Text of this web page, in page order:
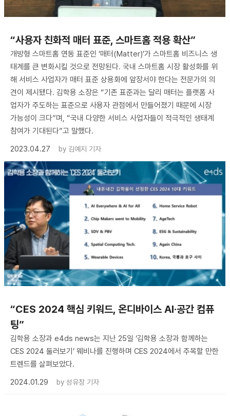
“사용자 친화적 매터 표준, 스마트홈 적용 확산”
개방형 스마트홈 연동 표준인 ‘매터(Matter)’가 스마트홈 비즈니스 생
태계를 큰 변화시킬 것으로 전망된다. 국내 스마트홈 시장 활성화를 위
해 서비스 사업자가 매터 표준 상용화에 앞장서야 한다는 전문가의 의
견이 제시됐다. 김학용 소장은 “기존 표준과는 달리 매터는 플랫폼 사
업자가 주도하는 표준으로 사용자 관점에서 만들어졌기 때문에 시장
가능성이 크다”며, “국내 다양한 서비스 사업자들이 적극적인 생태계
참여가 기대된다”고 말했다.
2023.04.27
by 김예지 기자
“CES 2024 핵심 키워드, 온디바이스 AI·공간 컴퓨
팅”
김학용 소장과 e4ds news는 지난 25일 ‘김학용 소장과 함께하는
CES 2024 둘러보기’ 웨비나를 진행하며 CES 2024에서 주목할 만한
트렌드를 살펴보았다.
2024.01.29
by 성유창 기자